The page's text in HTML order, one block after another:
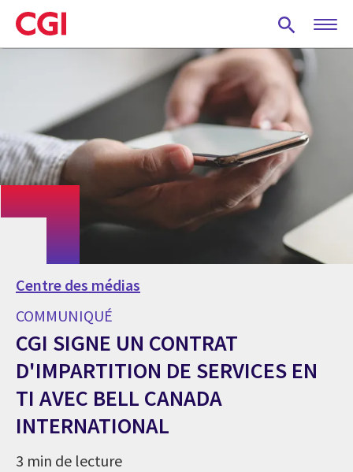
Skip
to
main
Centre des médias
COMMUNIQUÉ
CGI SIGNE UN CONTRAT
D'IMPARTITION DE SERVICES EN
TI AVEC BELL CANADA
INTERNATIONAL
3 min de lecture